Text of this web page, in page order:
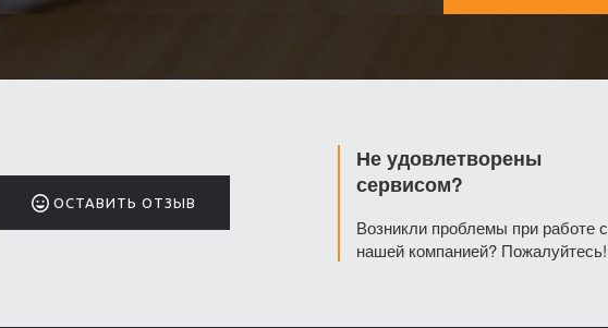
ОСТАВИТЬ ОТЗЫВ
Не удовлетворены
сервисом?
Возникли проблемы при работе с
нашей компанией? Пожалуйтесь!